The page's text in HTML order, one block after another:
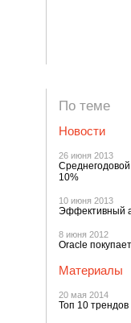
По теме
Новости
26 июня 2013
10%
10 июня 2013
Эффективный
8 июня 2012
Oracle
Материалы
20 мая 2014
Топ 10